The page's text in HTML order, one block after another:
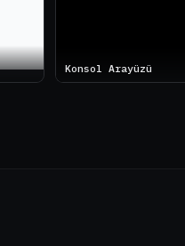
Konsol Arayüzü